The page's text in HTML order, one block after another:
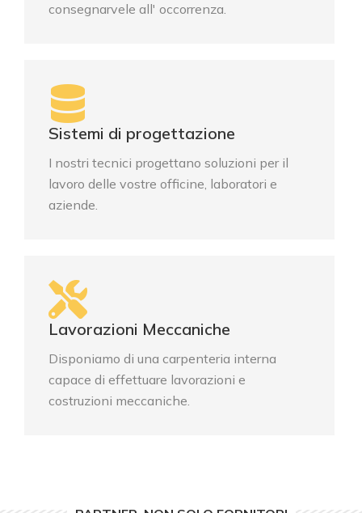
consegnarvele all' occorrenza.
Sistemi di progettazione
I nostri tecnici progettano soluzioni per il
lavoro delle vostre officine, laboratori e
aziende.
Lavorazioni Meccaniche
Disponiamo di una carpenteria interna
capace di effettuare lavorazioni e
costruzioni meccaniche.